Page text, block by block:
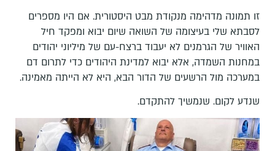
זו תמונה מדהימה מנקודת מבט היסטורית. אם היו מספרים
לסבתא שלי בעיצומה של השואה שיום יבוא ומפקד חיל
האוויר של הגרמנים לא יעבוד ברצח-עם של מיליוני יהודים
במחנות השמדה, אלא יבוא למדינת היהודים כדי לתרום דם
במערכה מול הרשעים של הדור הבא, היא לא הייתה מאמינה.
שנדע לקום. שנמשיך להתקדם.